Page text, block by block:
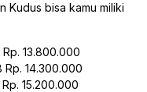
Kudus bisa kamu miliki
13.800.000
Rp. 14.300.000
15.200.000